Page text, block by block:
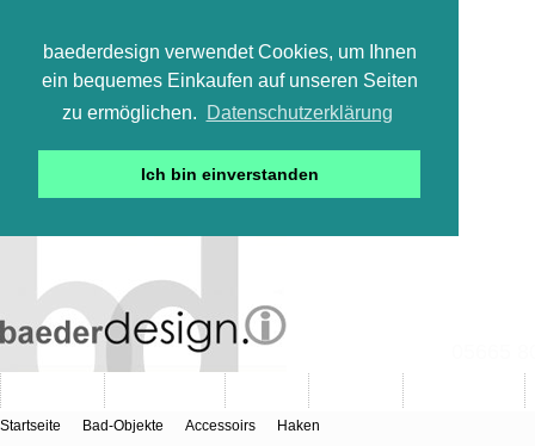
baederdesign verwendet Cookies, um Ihnen
ein bequemes Einkaufen auf unseren Seiten
zu ermöglichen.
Datenschutzerklärung
Ich bin einverstanden
Startseite Bad-Objekte Accessoirs Haken